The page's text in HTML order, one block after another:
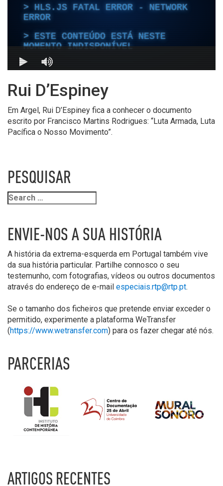
Rui D’Espiney
Em Argel, Rui D’Espiney fica a conhecer o documento
escrito por Francisco Martins Rodrigues: “Luta Armada, Luta
Pacífica o Nosso Movimento”.
PESQUISAR
ENVIE-NOS A SUA HISTÓRIA
A história da extrema-esquerda em Portugal também vive
da sua história particular. Partilhe connosco o seu
testemunho, com fotografias, vídeos ou outros documentos
através do endereço de e-mail especiais.rtp@rtp.pt.
Se o tamanho dos ficheiros que pretende enviar exceder o
permitido, experimente a plataforma WeTransfer
(https://www.wetransfer.com) para os fazer chegar até nós.
PARCERIAS
ARTIGOS RECENTES